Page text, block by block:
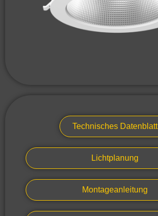
Technisches Datenblatt
Lichtplanung
Montageanleitung